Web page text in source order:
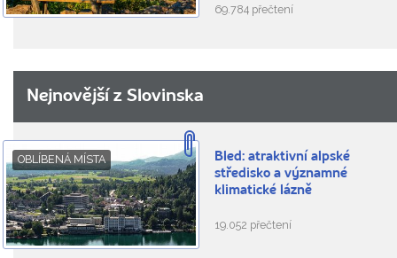
69.784 přečtení
Nejnovější z Slovinska
OBLÍBENÁ MÍSTA
Bled: atraktivní alpské
středisko a významné
klimatické lázně
19.052 přečtení